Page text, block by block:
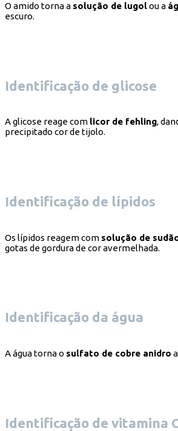
O amido torna a solução de lugolou a
escuro.
Identificação de glicose
A glicose reage com licor de fehling,
precipitado cor de tijolo.
Identificação de lípidos
Os lípidos reagem com solução de
gotas de gordura de cor avermelhada.
Identificação da água
A água torna o sulfato de cobre anidro
Identificação de vitamina